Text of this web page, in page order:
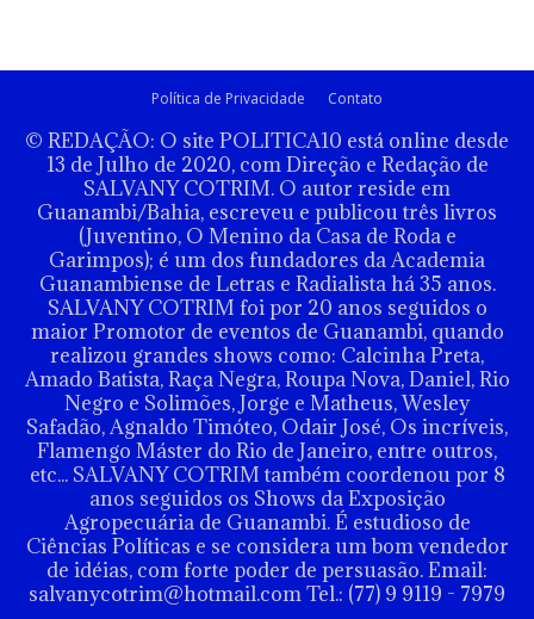
Política de Privacidade Contato
© REDAÇÃO: O site POLITICA10 está online desde
13 de Julho de 2020, com Direção e Redação de
SALVANY COTRIM. O autor reside em
Guanambi/Bahia, escreveu e publicou três livros
(Juventino, O Menino da Casa de Roda e
Garimpos); é um dos fundadores da Academia
Guanambiense de Letras e Radialista há 35 anos.
SALVANY COTRIM foi por 20 anos seguidos o
maior Promotor de eventos de Guanambi, quando
realizou grandes shows como: Calcinha Preta,
Amado Batista, Raça Negra, Roupa Nova, Daniel, Rio
Negro e Solimões, Jorge e Matheus, Wesley
Safadão, Agnaldo Timóteo, Odair José, Os incríveis,
Flamengo Máster do Rio de Janeiro, entre outros,
etc... SALVANY COTRIM também coordenou por 8
anos seguidos os Shows da Exposição
Agropecuária de Guanambi. É estudioso de
Ciências Políticas e se considera um bom vendedor
de idéias, com forte poder de persuasão. Email:
salvanycotrim@hotmail.com Tel.: (77) 9 9119 - 7979